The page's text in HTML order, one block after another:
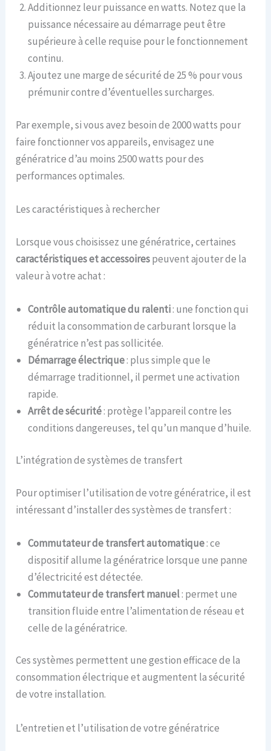
Additionnez leur puissance en watts. Notez que la
puissance nécessaire au démarrage peut être
supérieure à celle requise pour le fonctionnement
continu.
Ajoutez une marge de sécurité de 25 % pour vous
prémunir contre d’éventuelles surcharges.
Par exemple, si vous avez besoin de 2000 watts pour
faire fonctionner vos appareils, envisagez une
génératrice d’au moins 2500 watts pour des
performances optimales.
Les caractéristiques à rechercher
Lorsque vous choisissez une génératrice, certaines
caractéristiques et accessoirespeuvent ajouter de la
valeur à votre achat :
Contrôle automatique du ralenti: une fonction qui
réduit la consommation de carburant lorsque la
génératrice n’est pas sollicitée.
Démarrage électrique: plus simple que le
démarrage traditionnel, il permet une activation
rapide.
Arrêt de sécurité: protège l’appareil contre les
conditions dangereuses, tel qu’un manque d’huile.
L’intégration de systèmes de transfert
Pour optimiser l’utilisation de votre génératrice, il est
intéressant d’installer des systèmes de transfert :
Commutateur de transfert automatique: ce
dispositif allume la génératrice lorsque une panne
d’électricité est détectée.
Commutateur de transfert manuel: permet une
transition fluide entre l’alimentation de réseau et
celle de la génératrice.
Ces systèmes permettent une gestion efficace de la
consommation électrique et augmentent la sécurité
de votre installation.
L’entretien et l’utilisation de votre génératrice